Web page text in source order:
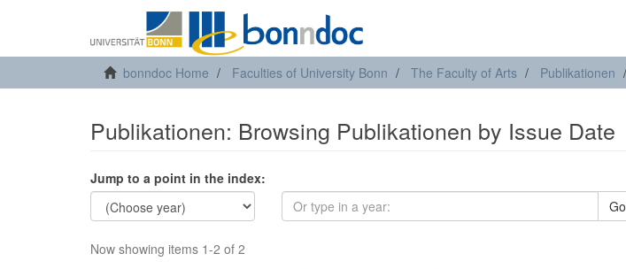
bonndoc Home Faculties of University Bonn The Faculty of Arts Publikationen
Publikationen: Browsing Publikationen by Issue Date
Jump to a point in the index:
Go
Now showing items 1-2 of 2